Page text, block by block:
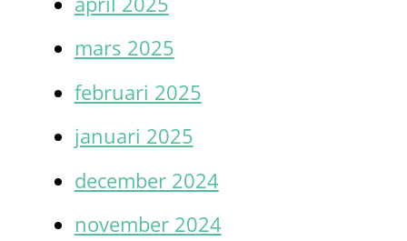
mars 2025
februari 2025
januari 2025
december 2024
november 2024